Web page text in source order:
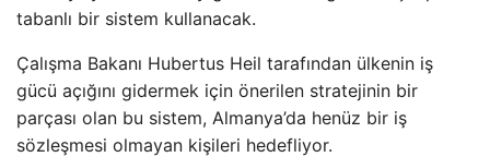
tabanlı bir sistem kullanacak.
Çalışma Bakanı Hubertus Heil tarafından ülkenin iş
gücü açığını gidermek için önerilen stratejinin bir
parçası olan bu sistem, Almanya’da henüz bir iş
sözleşmesi olmayan kişileri hedefliyor.